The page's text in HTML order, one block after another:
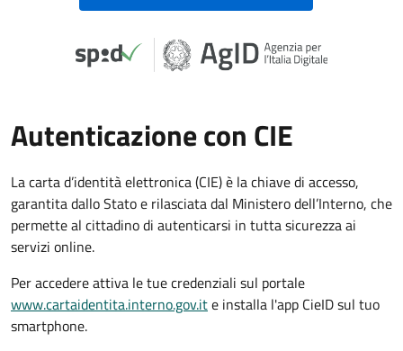
Autenticazione con CIE
La carta d’identità elettronica (CIE) è la chiave di accesso,
garantita dallo Stato e rilasciata dal Ministero dell’Interno, che
permette al cittadino di autenticarsi in tutta sicurezza ai
servizi online.
Per accedere attiva le tue credenziali sul portale
www.cartaidentita.interno.gov.ite installa l'app CieID sul tuo
smartphone.